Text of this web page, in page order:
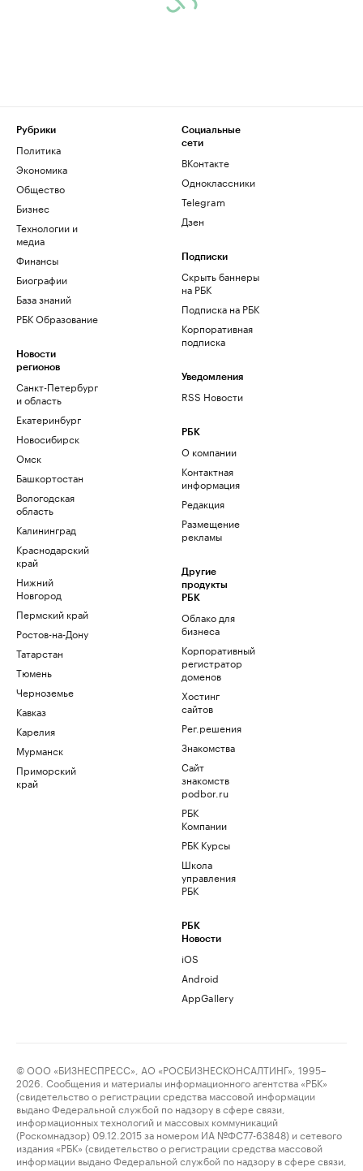
Рубрики
Политика
Экономика
Общество
Бизнес
Технологии и
медиа
Финансы
Биографии
База знаний
РБК Образование
Новости
регионов
Санкт-Петербург
и область
Екатеринбург
Новосибирск
Омск
Башкортостан
Вологодская
область
Калининград
Краснодарский
край
Нижний
Новгород
Пермский край
Ростов-на-Дону
Татарстан
Тюмень
Черноземье
Кавказ
Карелия
Мурманск
Приморский
край
Социальные
сети
ВКонтакте
Одноклассники
Telegram
Дзен
Подписки
Скрыть баннеры
на РБК
Подписка на РБК
Корпоративная
подписка
Уведомления
RSS Новости
РБК
О компании
Контактная
информация
Редакция
Размещение
рекламы
Другие
продукты
РБК
Облако для
бизнеса
Корпоративный
регистратор
доменов
Хостинг
сайтов
Рег.решения
Знакомства
Сайт
знакомств
podbor.ru
РБК
Компании
РБК Курсы
Школа
управления
РБК
РБК
Новости
iOS
Android
AppGallery
© ООО «БИЗНЕСПРЕСС», АО «РОСБИЗНЕСКОНСАЛТИНГ», 1995–
2026. Сообщения и материалы информационного агентства «РБК»
(свидетельство о регистрации средства массовой информации
выдано Федеральной службой по надзору в сфере связи,
информационных технологий и массовых коммуникаций
(Роскомнадзор) 09.12.2015 за номером ИА №ФС77-63848) и сетевого
издания «РБК» (свидетельство о регистрации средства массовой
информации выдано Федеральной службой по надзору в сфере связи,